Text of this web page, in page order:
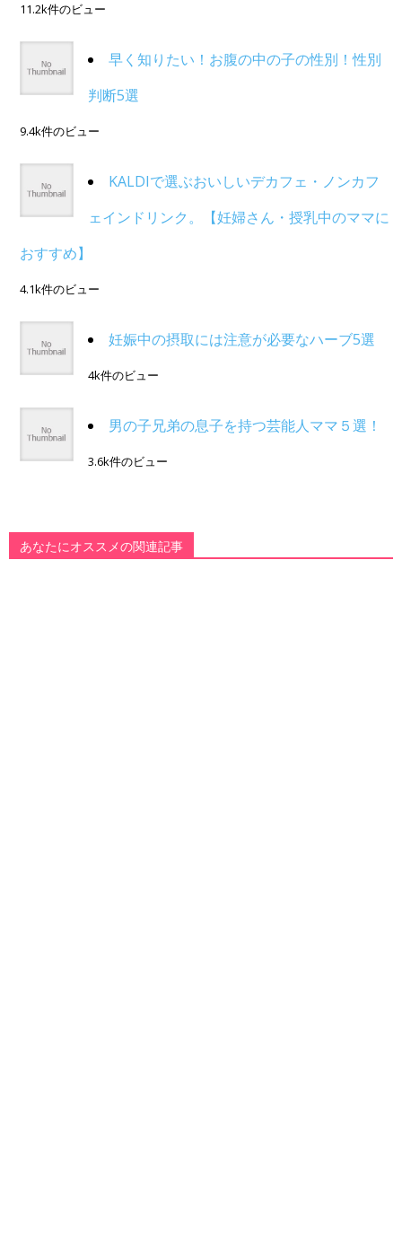
11.2k件のビュー
早く知りたい！お腹の中の子の性別！性別
判断5選
9.4k件のビュー
KALDIで選ぶおいしいデカフェ・ノンカフ
ェインドリンク。【妊婦さん・授乳中のママに
おすすめ】
4.1k件のビュー
妊娠中の摂取には注意が必要なハーブ5選
4k件のビュー
男の子兄弟の息子を持つ芸能人ママ５選！
3.6k件のビュー
あなたにオススメの関連記事